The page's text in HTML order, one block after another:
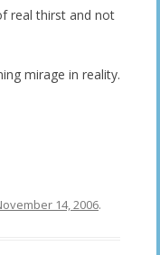
real thirst and not
mirage in reality.
14, 2006.